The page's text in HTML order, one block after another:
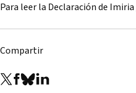
Para leer la Declaración de Imiria
Compartir